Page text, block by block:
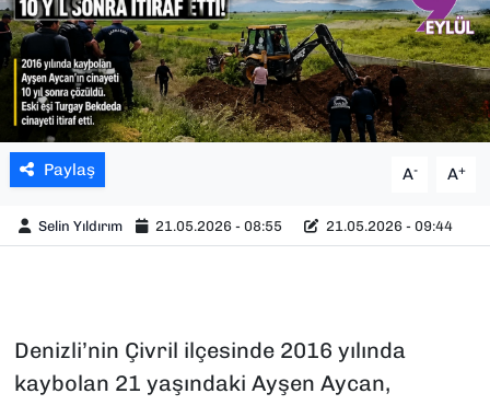
Paylaş A- A+
Selin Yıldırım 21.05.2026 - 08:55 21.05.2026 - 09:44
Denizli’nin Çivril ilçesinde 2016 yılında
kaybolan 21 yaşındaki Ayşen Aycan,
YEREL YÖNETİMLER